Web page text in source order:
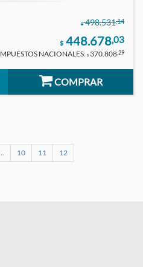
$ 498.531,14
$ 448.678,03
NACIONALES: $ 370.808,29
COMPRAR
10 11 12